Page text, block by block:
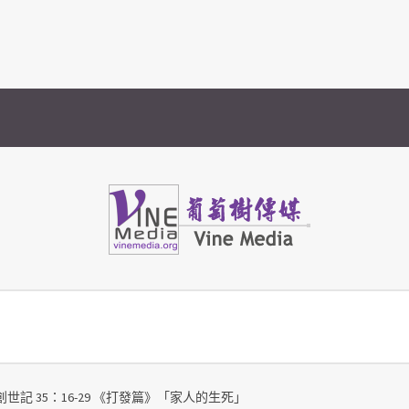
記 35：16-29 《打發篇》「家人的生死」